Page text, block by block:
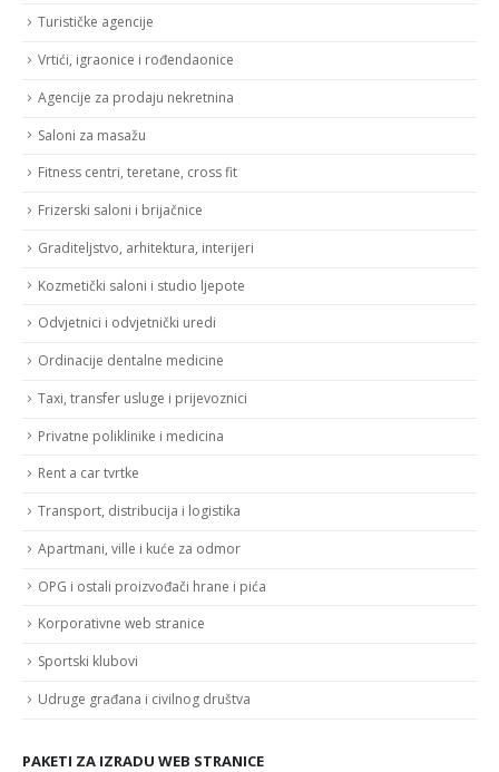
Turističke agencije
Vrtići, igraonice i rođendaonice
Agencije za prodaju nekretnina
Saloni za masažu
Fitness centri, teretane, cross fit
Frizerski saloni i brijačnice
Graditeljstvo, arhitektura, interijeri
Kozmetički saloni i studio ljepote
Odvjetnici i odvjetnički uredi
Ordinacije dentalne medicine
Taxi, transfer usluge i prijevoznici
Privatne poliklinike i medicina
Rent a car tvrtke
Transport, distribucija i logistika
Apartmani, ville i kuće za odmor
OPG i ostali proizvođači hrane i pića
Korporativne web stranice
Sportski klubovi
Udruge građana i civilnog društva
PAKETI ZA IZRADU WEB STRANICE